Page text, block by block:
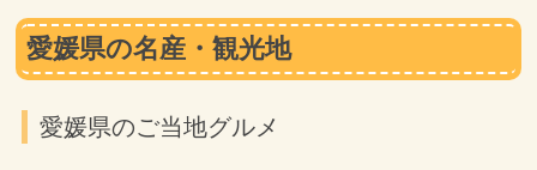
愛媛県の名産・観光地
愛媛県のご当地グルメ